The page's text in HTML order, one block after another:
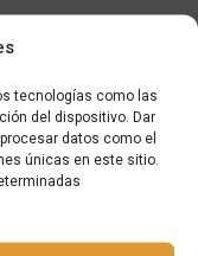
tecnologías como las
del dispositivo. Dar
datos como el
únicas en este sitio.
de nuestro
si ha